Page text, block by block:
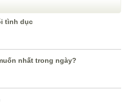
tình dục
nhất trong ngày?